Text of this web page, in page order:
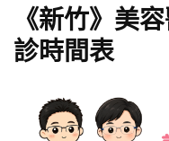
《新竹》美
診時間表